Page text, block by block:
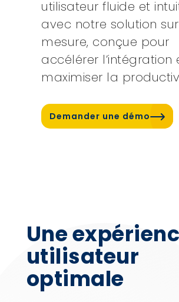
utilisateur fluide et
avec notre solution sur
mesure, conçue pour
accélérer l’intégration
maximiser la
Demander une démo
Une
utilisateur
optimale